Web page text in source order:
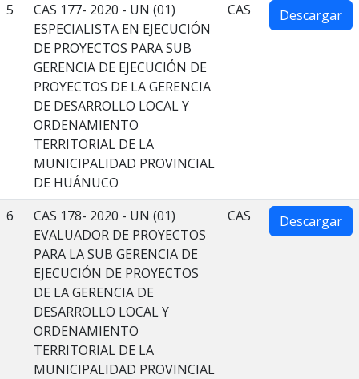
5
CAS 177- 2020 - UN (01)
ESPECIALISTA EN EJECUCIÓN
DE PROYECTOS PARA SUB
GERENCIA DE EJECUCIÓN DE
PROYECTOS DE LA GERENCIA
DE DESARROLLO LOCAL Y
ORDENAMIENTO
TERRITORIAL DE LA
MUNICIPALIDAD PROVINCIAL
DE HUÁNUCO
CAS Descargar
6
CAS 178- 2020 - UN (01)
EVALUADOR DE PROYECTOS
PARA LA SUB GERENCIA DE
EJECUCIÓN DE PROYECTOS
DE LA GERENCIA DE
DESARROLLO LOCAL Y
ORDENAMIENTO
TERRITORIAL DE LA
MUNICIPALIDAD PROVINCIAL
CAS Descargar